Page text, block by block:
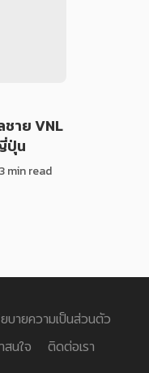
าย VNL
ปุ่น
min read
บายความเป็นส่วนตัว
นใจ
ติดต่อเรา